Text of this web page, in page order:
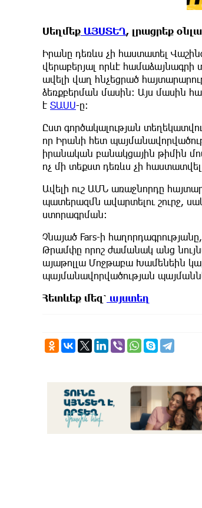
Սեղմեք ԱՅՍՏԵՂ, լրացրեք
Իրանը դեռևս չի հաստատել
վերաբերյալ որևէ
ավելի վաղ հնչեցրած
ձեռքբերման մասին։ Այս մասին
է ՏԱՍՍ-ը:
Ըստ գործակալության
որ Իրանի հետ
իրանական բանակցային թիմին
ոչ մի տեքստ դեռևս չի
Ավելի ուշ ԱՄՆ առաջնորդը
պատերազմն ավարտելու շուրջ,
ստորագրման։
Չնայած Fars-ի
Թրամփը որոշ ժամանակ անց
այաթոլլա Մոջթաբա Խամենեին
պայմանավորվածության
Հետևեք մեզ՝ այստեղ